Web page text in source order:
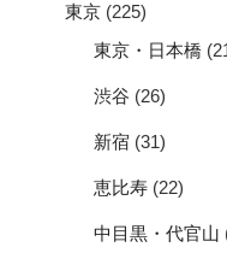
東京 (225)
東京・日本橋
渋谷 (26)
新宿 (31)
恵比寿 (22)
中目黒・代官山